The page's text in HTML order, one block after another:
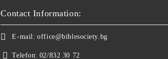
Contact Information:
E-mail: office@biblesociety.bg
Telefon: 02/832 30 72